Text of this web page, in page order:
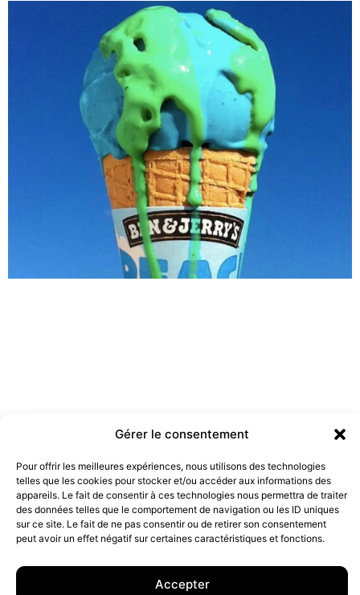
Gérer le consentement
Pour offrir les meilleures expériences, nous utilisons des technologies
telles que les cookies pour stocker et/ou accéder aux informations des
appareils. Le fait de consentir à ces technologies nous permettra de traiter
des données telles que le comportement de navigation ou les ID uniques
sur ce site. Le fait de ne pas consentir ou de retirer son consentement
peut avoir un effet négatif sur certaines caractéristiques et fonctions.
Accepter
Les marques doivent-elles être engagées ?
19 juillet 2022
contact@armstrong.space–
Group agency –